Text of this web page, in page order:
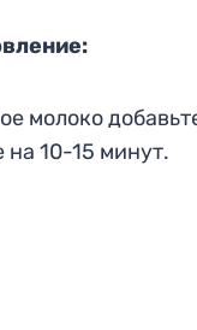
молоко
на 10-15 минут.